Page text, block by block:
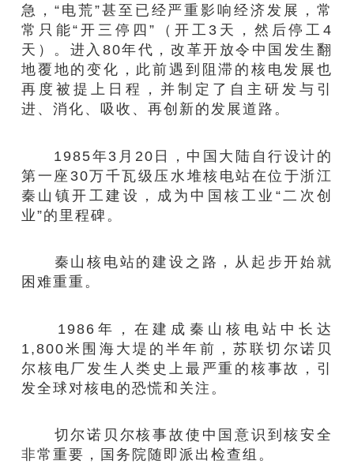
急，“电荒”甚至已经严重影响经济发展，常
常只能“开三停四”（开工3天，然后停工4
天）。进入80年代，改革开放令中国发生翻
地覆地的变化，此前遇到阻滞的核电发展也
再度被提上日程，并制定了自主研发与引
进、消化、吸收、再创新的发展道路。
1985年3月20日，中国大陆自行设计的
第一座30万千瓦级压水堆核电站在位于浙江
秦山镇开工建设，成为中国核工业“二次创
业”的里程碑。
秦山核电站的建设之路，从起步开始就
困难重重。
1986年，在建成秦山核电站中长达
1,800米围海大堤的半年前，苏联切尔诺贝
尔核电厂发生人类史上最严重的核事故，引
发全球对核电的恐慌和关注。
切尔诺贝尔核事故使中国意识到核安全
非常重要，国务院随即派出检查组。